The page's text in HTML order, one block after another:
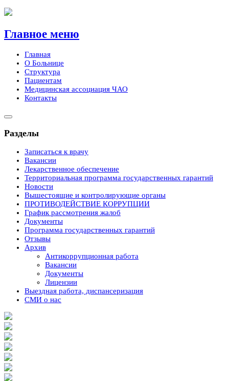
Skip
content
Главное меню
Главная
О Больнице
Структура
Пациентам
Медицинская ассоциация ЧАО
Контакты
Разделы
Записаться к врачу
Вакансии
Лекарственное обеспечение
Территориальная программа государственных гарантий
Новости
Вышестоящие и контролирующие органы
ПРОТИВОДЕЙСТВИЕ КОРРУПЦИИ
График рассмотрения жалоб
Документы
Программа государственных гарантий
Отзывы
Архив
Антикоррупционная работа
Вакансии
Документы
Лицензии
Выездная работа, диспансеризация
СМИ о нас